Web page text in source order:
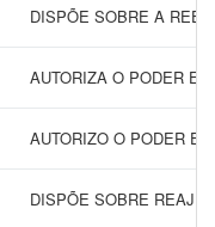
DISPÕE SOBRE A
AUTORIZA O PODER
AUTORIZO O PODER
DISPÕE SOBRE